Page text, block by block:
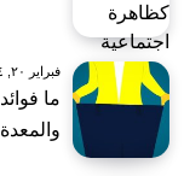
فبراير ٢٠, ٢٠٢٤
ما